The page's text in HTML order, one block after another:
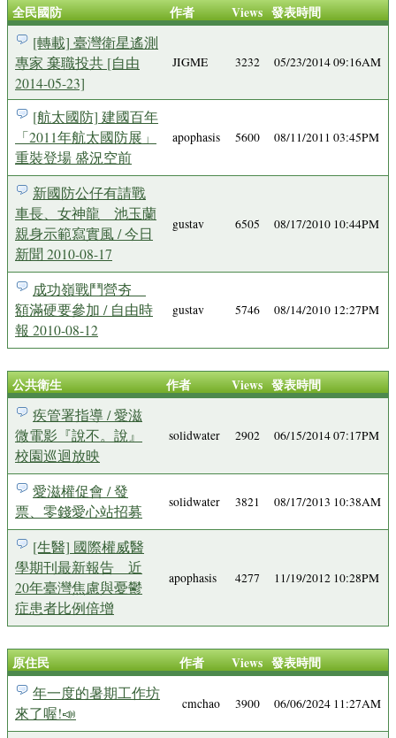
全民國防 作者 Views 發表時間
[轉載] 臺灣衛星遙測
專家 棄職投共 [自由
2014-05-23]
JIGME 3232 05/23/2014 09:16AM
[航太國防] 建國百年
「2011年航太國防展」
重裝登場 盛況空前
apophasis 5600 08/11/2011 03:45PM
新國防公仔有請戰
車長、女神龍 池玉蘭
親身示範寫實風 / 今日
新聞 2010-08-17
gustav 6505 08/17/2010 10:44PM
成功嶺戰鬥營夯
額滿硬要參加 / 自由時
報 2010-08-12
gustav 5746 08/14/2010 12:27PM
公共衛生 作者 Views 發表時間
疾管署指導 / 愛滋
微電影『說不。說』
校園巡迴放映
solidwater 2902 06/15/2014 07:17PM
愛滋權促會 / 發
票、零錢愛心站招募
solidwater 3821 08/17/2013 10:38AM
[生醫] 國際權威醫
學期刊最新報告 近
20年臺灣焦慮與憂鬱
症患者比例倍增
apophasis 4277 11/19/2012 10:28PM
原住民 作者 Views 發表時間
年一度的暑期工作坊
來了喔!📣
cmchao 3900 06/06/2024 11:27AM